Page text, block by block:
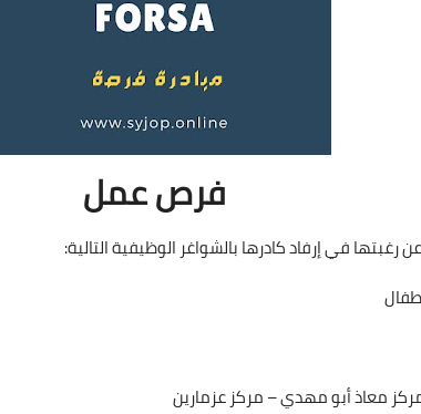
فرص عمل
في إرفاد كادرها بالشواغر الوظيفية التالية:
معاذ أبو مهدي – مركز عزمارين